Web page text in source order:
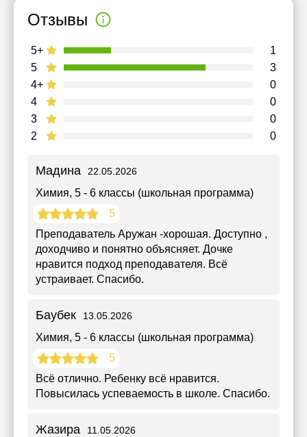
Отзывы
2 0
3 0
4 0
4+ 0
5 3
5+ 1
Мадина 22.05.2026
Химия, 5 - 6 классы (школьная программа)
5
Преподаватель Аружан -хорошая. Доступно ,
доходчиво и понятно объясняет. Дочке
нравится подход преподавателя. Всё
устраивает. Спасибо.
Баубек 13.05.2026
Химия, 5 - 6 классы (школьная программа)
5
Всё отлично. Ребенку всё нравится.
Повысилась успеваемость в школе. Спасибо.
Жазира 11.05.2026